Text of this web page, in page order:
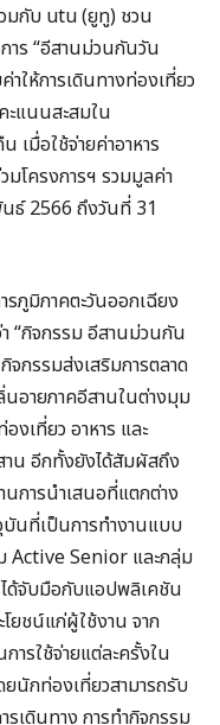
มกับ utu (ยูทู) ชวน
าร “อีสานม่วนกันวัน
ให้การเดินทางท่องเที่ยว
ะแนนสะสมใน
เมื่อใช้จ่ายค่าอาหาร
โครงการฯ รวมมูลค่า
ธ์ 2566 ถึงวันที่ 31
รภูมิภาคตะวันออกเฉียง
“กิจกรรม อีสานม่วนกัน
กรรมส่งเสริมการตลาด
อายภาคอีสานในต่างมุม
งเที่ยว อาหาร และ
น อีกทั้งยังได้สัมผัสถึง
การนำเสนอที่แตกต่าง
บันที่เป็นการทำงานแบบ
Active Senior และกลุ่ม
ด้จับมือกับแอปพลิเคชัน
ยชน์แก่ผู้ใช้งาน จาก
ารใช้จ่ายแต่ละครั้งใน
ยนักท่องเที่ยวสามารถรับ
เดินทาง การทำกิจกรรม